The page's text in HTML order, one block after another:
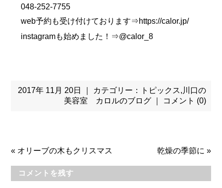
048-252-7755
web予約も受け付けております⇒https://calor.jp/
instagramも始めました！⇒@calor_8
2017年 11月 20日 ｜ カテゴリー： トピックス, 川口の
美容室 カロルのブログ｜ コメント (0)
« オリーブの木もクリスマス 乾燥の季節に »
コメントを残す